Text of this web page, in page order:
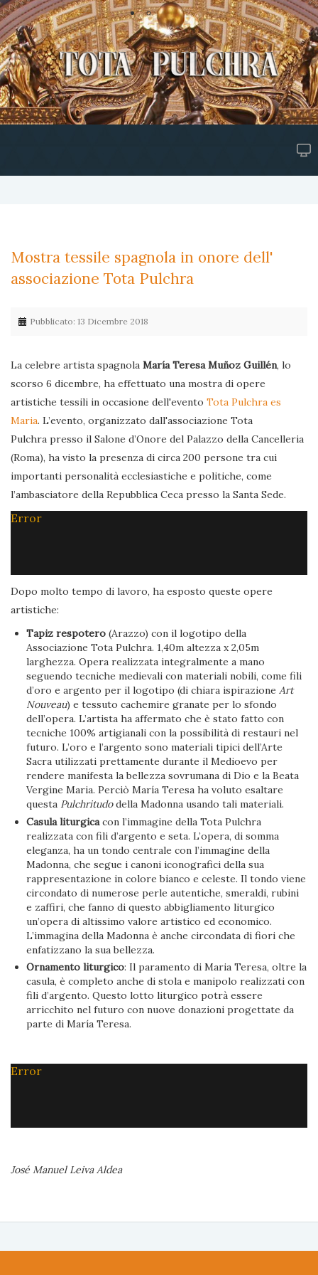
Mostra tessile spagnola in onore dell'
associazione Tota Pulchra
Pubblicato: 13 Dicembre 2018
La celebre artista spagnola María Teresa Muñoz Guillén, lo
scorso 6 dicembre, ha effettuato una mostra di opere
artistiche tessili in occasione dell'evento Tota Pulchra es
Maria. L’evento, organizzato dall'associazione Tota
Pulchra presso il Salone d’Onore del Palazzo della Cancelleria
(Roma), ha visto la presenza di circa 200 persone tra cui
importanti personalità ecclesiastiche e politiche, come
l’ambasciatore della Repubblica Ceca presso la Santa Sede.
Error
Dopo molto tempo di lavoro, ha esposto queste opere
artistiche:
Tapiz respotero (Arazzo) con il logotipo della
Associazione Tota Pulchra. 1,40m altezza x 2,05m
larghezza. Opera realizzata integralmente a mano
seguendo tecniche medievali con materiali nobili, come fili
d’oro e argento per il logotipo (di chiara ispirazioneArt
Nouveau) e tessuto cachemire granate per lo sfondo
dell’opera. L’artista ha affermato che è stato fatto con
tecniche 100% artigianali con la possibilità di restauri nel
futuro. L’oro e l’argento sono materiali tipici dell’Arte
Sacra utilizzati prettamente durante il Medioevo per
rendere manifesta la bellezza sovrumana di Dio e la Beata
Vergine Maria. Perciò María Teresa ha voluto esaltare
questa Pulchritudodella Madonna usando tali materiali.
Casula liturgicacon l’immagine della Tota Pulchra
realizzata con fili d’argento e seta. L’opera, di somma
eleganza, ha un tondo centrale con l’immagine della
Madonna, che segue i canoni iconografici della sua
rappresentazione in colore bianco e celeste. Il tondo viene
circondato di numerose perle autentiche, smeraldi, rubini
e zaffiri, che fanno di questo abbigliamento liturgico
un’opera di altissimo valore artistico ed economico.
L’immagina della Madonna è anche circondata di fiori che
enfatizzano la sua bellezza.
Ornamento liturgico: Il paramento di Maria Teresa, oltre la
casula, è completo anche di stola e manipolo realizzati con
fili d’argento. Questo lotto liturgico potrà essere
arricchito nel futuro con nuove donazioni progettate da
parte di María Teresa.
Error
José Manuel Leiva Aldea